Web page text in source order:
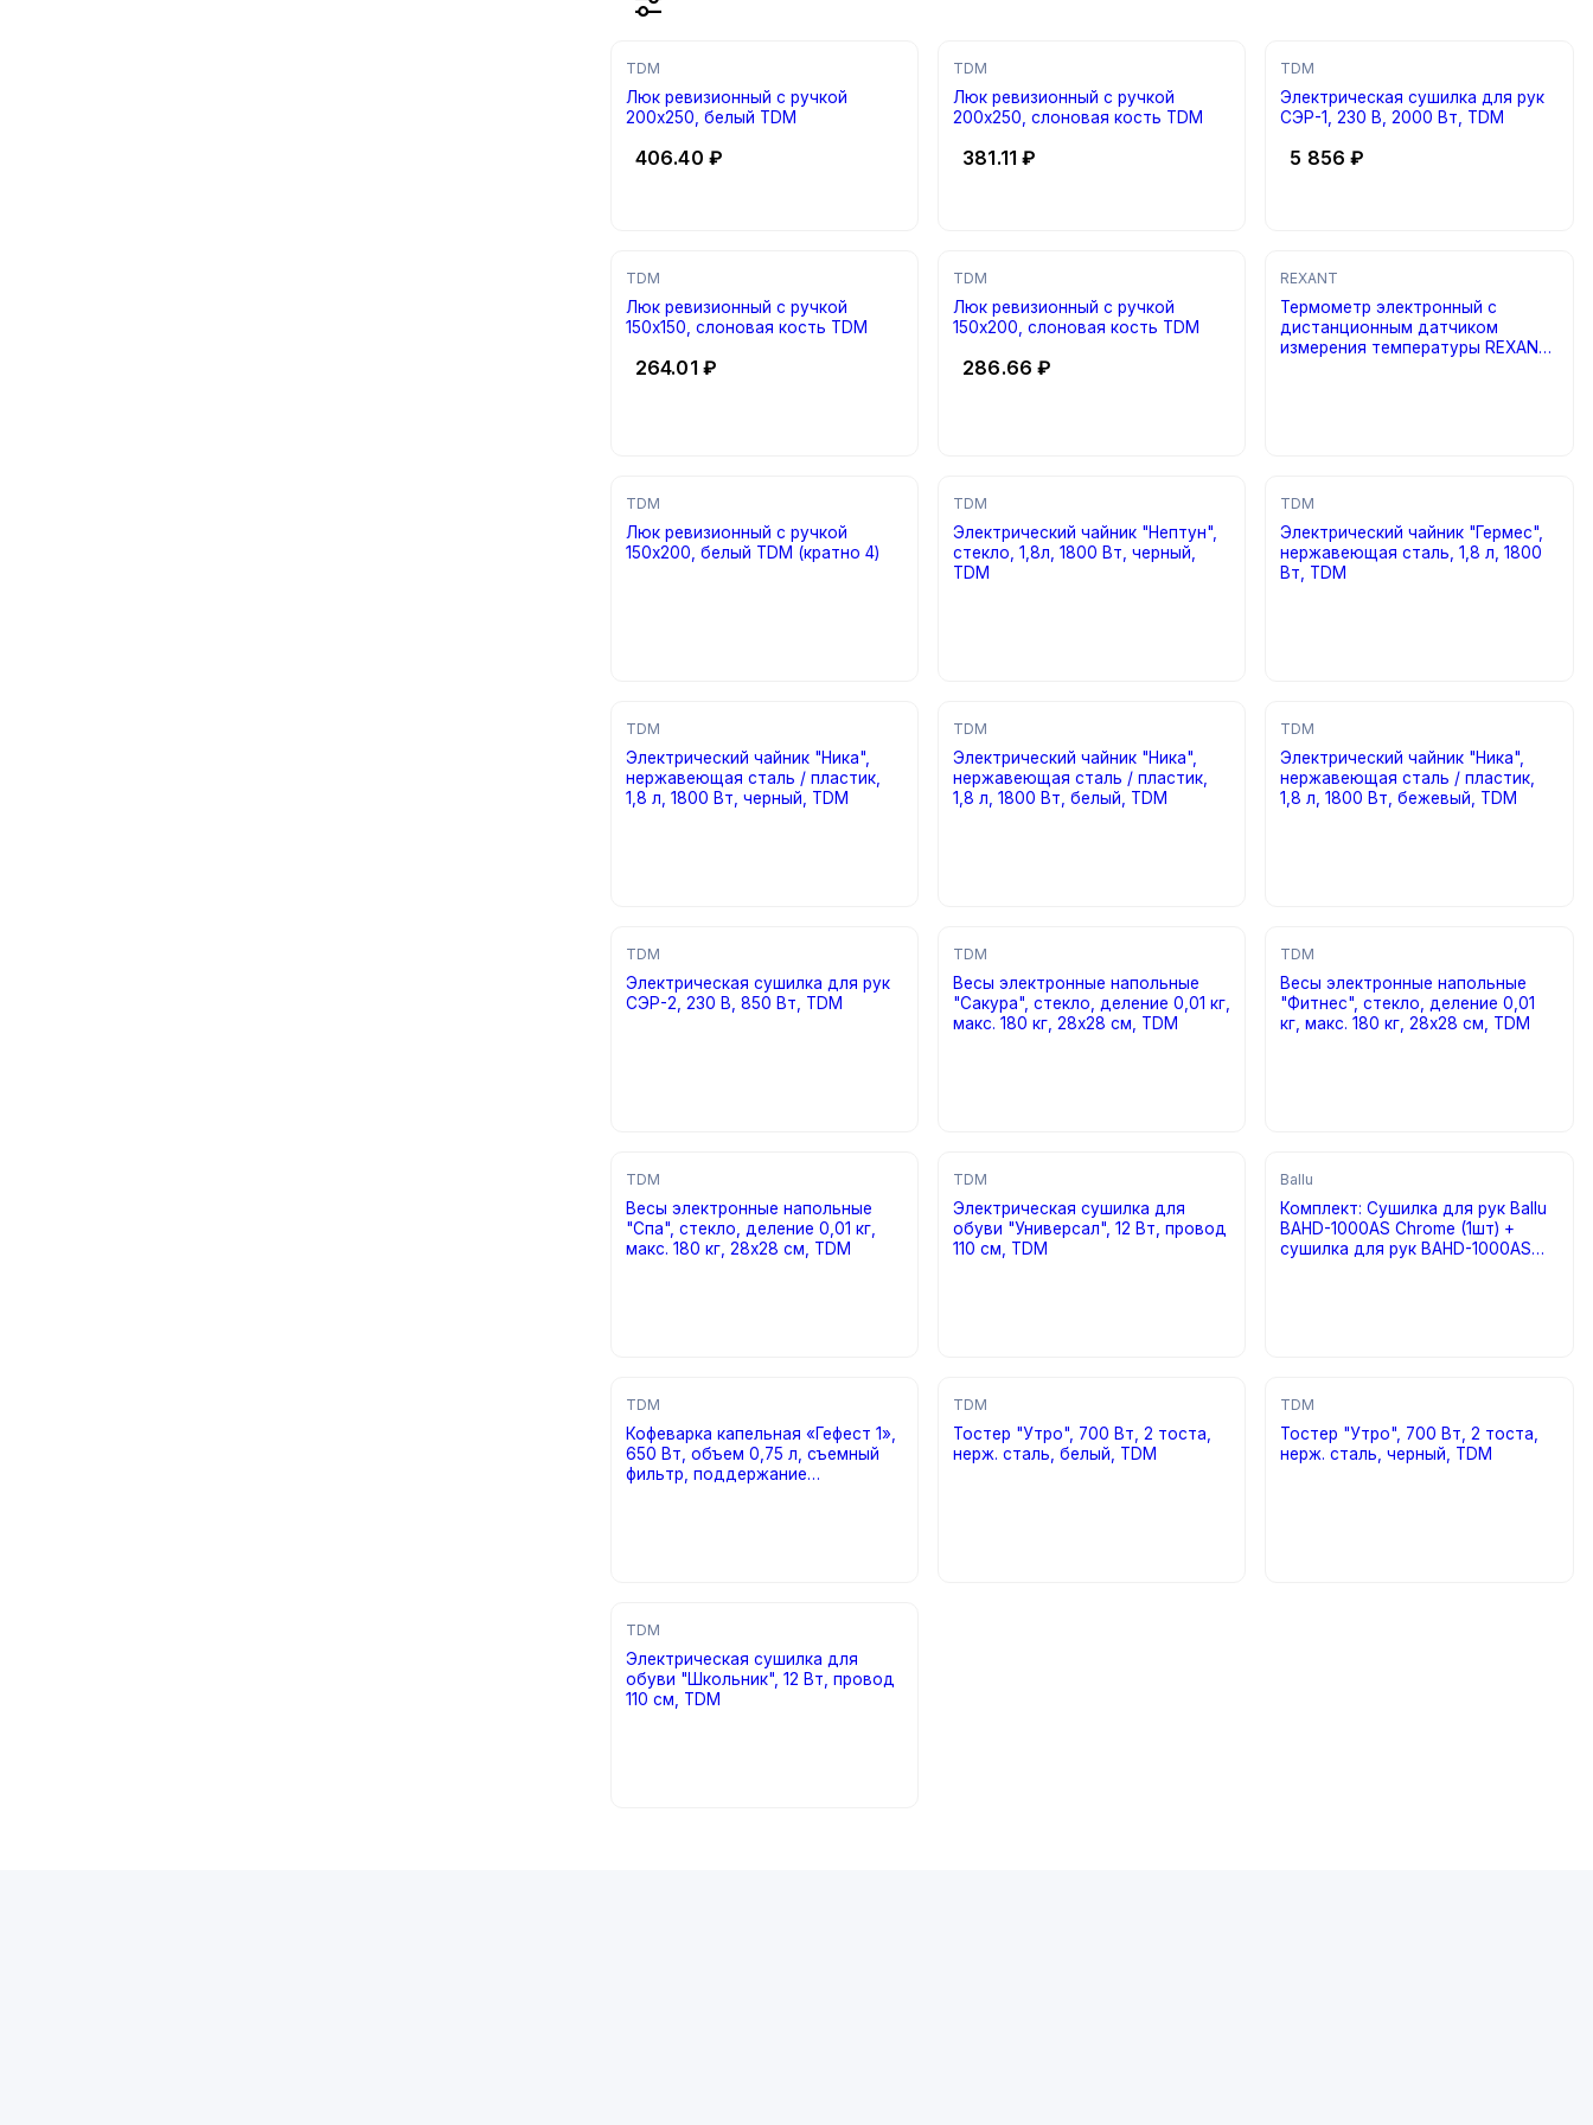
TDM
Люк ревизионный с ручкой
200х250, белый TDM
406.40 ₽
TDM
Люк ревизионный с ручкой
200х250, слоновая кость TDM
381.11 ₽
TDM
Электрическая сушилка для рук
СЭР-1, 230 В, 2000 Вт, TDM
5 856 ₽
TDM
Люк ревизионный с ручкой
150х150, слоновая кость TDM
264.01 ₽
TDM
Люк ревизионный с ручкой
150х200, слоновая кость TDM
286.66 ₽
REXANT
Термометр электронный с
дистанционным датчиком
измерения температуры REXANT
TDM
Люк ревизионный с ручкой
150х200, белый TDM (кратно 4)
TDM
Электрический чайник "Нептун",
стекло, 1,8л, 1800 Вт, черный,
TDM
TDM
Электрический чайник "Гермес",
нержавеющая сталь, 1,8 л, 1800
Вт, TDM
TDM
Электрический чайник "Ника",
нержавеющая сталь / пластик,
1,8 л, 1800 Вт, черный, TDM
TDM
Электрический чайник "Ника",
нержавеющая сталь / пластик,
1,8 л, 1800 Вт, белый, TDM
TDM
Электрический чайник "Ника",
нержавеющая сталь / пластик,
1,8 л, 1800 Вт, бежевый, TDM
TDM
Электрическая сушилка для рук
СЭР-2, 230 В, 850 Вт, TDM
TDM
Весы электронные напольные
"Сакура", стекло, деление 0,01 кг,
макс. 180 кг, 28х28 см, TDM
TDM
Весы электронные напольные
"Фитнес", стекло, деление 0,01
кг, макс. 180 кг, 28х28 см, TDM
TDM
Весы электронные напольные
"Спа", стекло, деление 0,01 кг,
макс. 180 кг, 28х28 см, TDM
TDM
Электрическая сушилка для
обуви "Универсал", 12 Вт, провод
110 см, TDM
Ballu
Комплект: Сушилка для рук Ballu
BAHD-1000AS Chrome (1шт) +
сушилка для рук BAHD-1000AS
TDM
Кофеварка капельная «Гефест 1»,
650 Вт, объем 0,75 л, съемный
фильтр, поддержание
TDM
Тостер "Утро", 700 Вт, 2 тоста,
нерж. сталь, белый, TDM
TDM
Тостер "Утро", 700 Вт, 2 тоста,
нерж. сталь, черный, TDM
TDM
Электрическая сушилка для
обуви "Школьник", 12 Вт, провод
110 см, TDM